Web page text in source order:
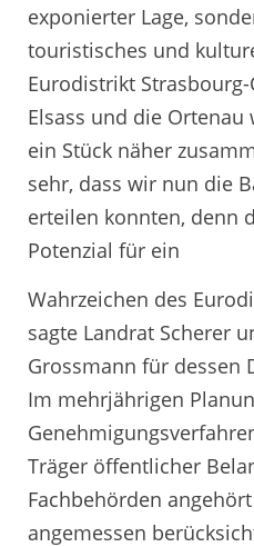
exponierter Lage,
touristisches und
Eurodistrikt
Elsass und die
ein Stück näher
sehr, dass wir nun die
erteilen konnten, denn
Potenzial für ein
Wahrzeichen des
sagte Landrat Scherer
Grossmann für dessen
Im mehrjährigen
Träger öffentlicher
Fachbehörden
angemessen